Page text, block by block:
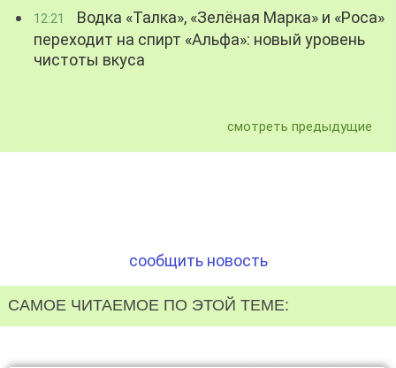
12:21
Водка «Талка», «Зелёная Марка» и «Роса»
переходит на спирт «Альфа»: новый уровень
чистоты вкуса
смотреть предыдущие
сообщить новость
САМОЕ ЧИТАЕМОЕ ПО ЭТОЙ ТЕМЕ: